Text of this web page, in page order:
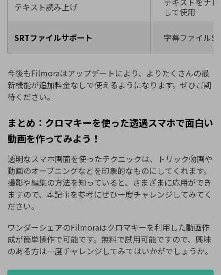
テキスト読み上げ
して使用
SRTファイルサポート 字幕ファイル
今後もFilmoraはアップデートにより、よりたくさんの最
新機能が追加料金なしで使えるようになります。ぜひご期
待ください。
まとめ：クロマキーを使った透過スマホで面白い
動画を作ってみよう！
透明なスマホ画面を使ったテクニックは、トリック動画や
動画のオープニングなどを印象的なものにしてくれます。
撮影や編集の方法を知っていると、さまざまに応用ができ
ますので、本記事を参考にぜひ一度チャレンジしてみてく
ださい。
ワンダーシェアのFilmoraはクロマキーを利用した動画作
成が簡単操作で可能です。無料で試用可能ですので、興味
のある方は一度チャレンジしてみてはいかがでしょうか。